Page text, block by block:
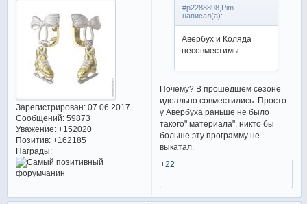
Зарегистрирован: 07.06.2017
Сообщений:59873
Уважение: +152020
Позитив: +162185
Награды:
#p2288898,Pim
написал(а):
Авербух и Коляда
несовместимы.
Почему? В прошедшем сезоне
идеально совместились. Просто
у Авербуха раньше не было
такого" материала", никто бы
больше эту программу не
выкатал.
+22